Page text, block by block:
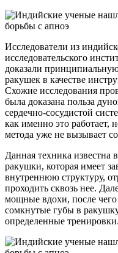
Исследователи из
исследовательского
доказали
ракушек в качестве
Схожие исследования
была доказана польза
сердечно-сосудистой
как именно это работает,
метода уже не вызывает
Данная техника известна
ракушки, которая имеет
внутреннюю структуру,
проходить сквозь нее.
мощные вдохи, после чего
сомкнутые губы в
определенные тренировки.